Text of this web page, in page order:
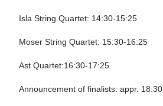
Isla String Quartet: 14:30-15:25
Moser String Quartet: 15:30-16:25
Ast Quartet:16:30-17:25
Announcement of finalists: appr. 18:30